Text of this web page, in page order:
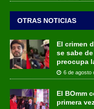
OTRAS NOTICIAS
El crimen
se sabe
preocupa
6 de agosto
El BOmm
primera